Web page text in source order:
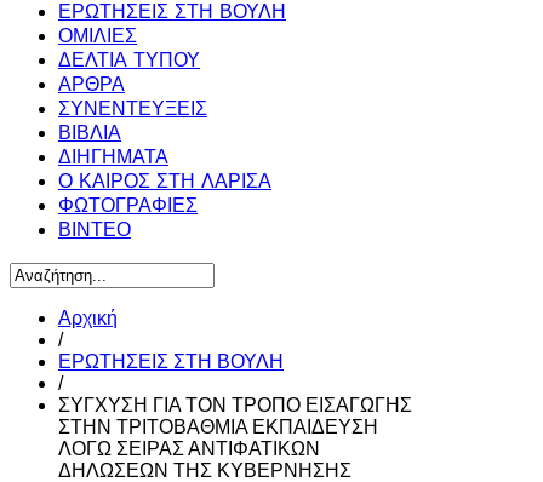
ΕΡΩΤΗΣΕΙΣ ΣΤΗ ΒΟΥΛΗ
ΟΜΙΛΙΕΣ
ΔΕΛΤΙΑ ΤΥΠΟΥ
ΑΡΘΡΑ
ΣΥΝΕΝΤΕΥΞΕΙΣ
ΒΙΒΛΙΑ
ΔΙΗΓΗΜΑΤΑ
Ο ΚΑΙΡΟΣ ΣΤΗ ΛΑΡΙΣΑ
ΦΩΤΟΓΡΑΦΙΕΣ
ΒΙΝΤΕΟ
Αρχική
/
ΕΡΩΤΗΣΕΙΣ ΣΤΗ ΒΟΥΛΗ
/
ΣΥΓΧΥΣΗ ΓΙΑ ΤΟΝ ΤΡΟΠΟ ΕΙΣΑΓΩΓΗΣ
ΣΤΗΝ ΤΡΙΤΟΒΑΘΜΙΑ ΕΚΠΑΙΔΕΥΣΗ
ΛΟΓΩ ΣΕΙΡΑΣ ΑΝΤΙΦΑΤΙΚΩΝ
ΔΗΛΩΣΕΩΝ ΤΗΣ ΚΥΒΕΡΝΗΣΗΣ